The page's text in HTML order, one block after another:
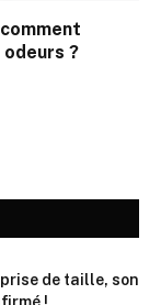
?
de taille, son